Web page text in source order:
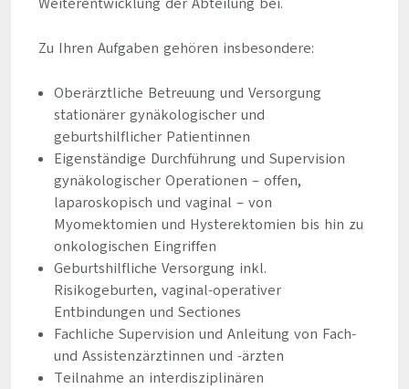
Zu Ihren Aufgaben gehören insbesondere:
Oberärztliche Betreuung und Versorgung
stationärer gynäkologischer und
geburtshilflicher Patientinnen
Eigenständige Durchführung und Supervision
gynäkologischer Operationen – offen,
laparoskopisch und vaginal – von
Myomektomien und Hysterektomien bis hin zu
onkologischen Eingriffen
Geburtshilfliche Versorgung inkl.
Risikogeburten, vaginal-operativer
Entbindungen und Sectiones
Fachliche Supervision und Anleitung von Fach-
und Assistenzärztinnen und -ärzten
Teilnahme an interdisziplinären